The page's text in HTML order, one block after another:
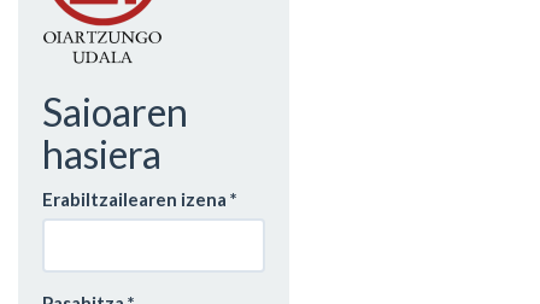
Saioaren
hasiera
Erabiltzailearen izena *